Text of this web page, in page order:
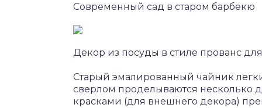
Современный сад в старом барбекю
Декор из посуды в стиле прованс
Старый эмалированный чайник
сверлом проделываются несколько
красками (для внешнего декора)